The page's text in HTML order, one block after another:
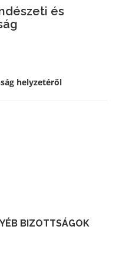
és
helyzetéről
BIZOTTSÁGOK